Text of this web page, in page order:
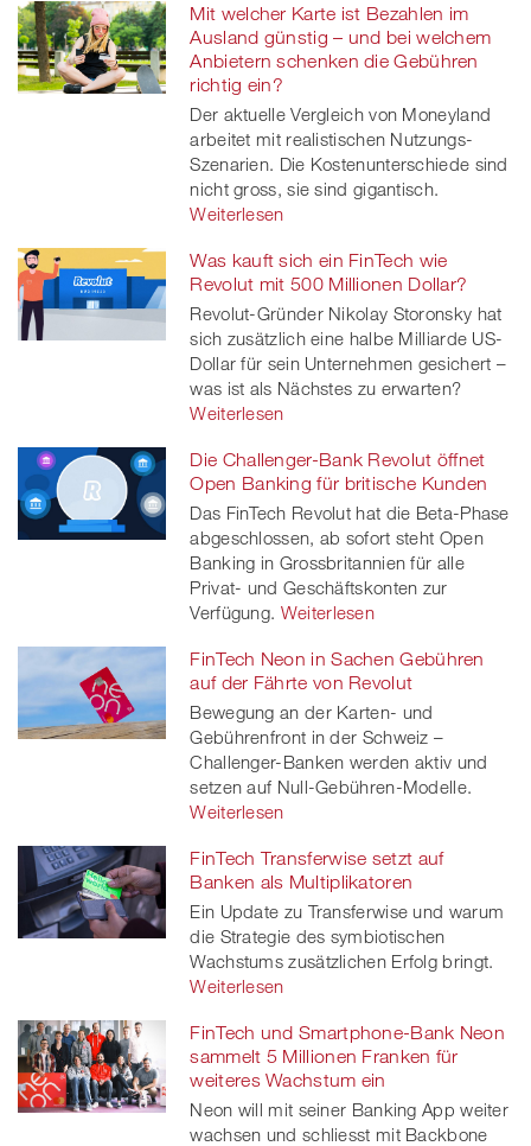
Mit welcher Karte ist Bezahlen im
Ausland günstig – und bei welchem
Anbietern schenken die Gebühren
richtig ein?
Der aktuelle Vergleich von Moneyland
arbeitet mit realistischen Nutzungs-
Szenarien. Die Kostenunterschiede sind
nicht gross, sie sind gigantisch.
Weiterlesen
Was kauft sich ein FinTech wie
Revolut mit 500 Millionen Dollar?
Revolut-Gründer Nikolay Storonsky hat
sich zusätzlich eine halbe Milliarde US-
Dollar für sein Unternehmen gesichert –
was ist als Nächstes zu erwarten?
Weiterlesen
Die Challenger-Bank Revolut öffnet
Open Banking für britische Kunden
Das FinTech Revolut hat die Beta-Phase
abgeschlossen, ab sofort steht Open
Banking in Grossbritannien für alle
Privat- und Geschäftskonten zur
Verfügung. Weiterlesen
FinTech Neon in Sachen Gebühren
auf der Fährte von Revolut
Bewegung an der Karten- und
Gebührenfront in der Schweiz –
Challenger-Banken werden aktiv und
setzen auf Null-Gebühren-Modelle.
Weiterlesen
FinTech Transferwise setzt auf
Banken als Multiplikatoren
Ein Update zu Transferwise und warum
die Strategie des symbiotischen
Wachstums zusätzlichen Erfolg bringt.
Weiterlesen
FinTech und Smartphone-Bank Neon
sammelt 5 Millionen Franken für
weiteres Wachstum ein
Neon will mit seiner Banking App weiter
wachsen und schliesst mit Backbone